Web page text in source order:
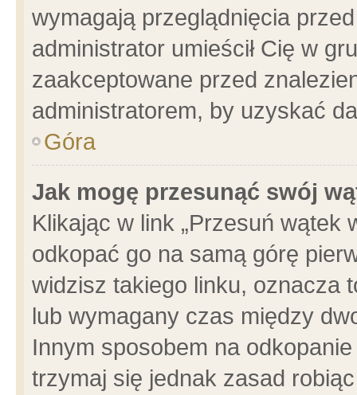
wymagają przeglądnięcia
administrator umieścił Cię w
zaakceptowane przed
administratorem, by uzyskać
Góra
Jak mogę przesunąć swój
Klikając w link „Przesuń wątek
odkopać go na samą górę
widzisz takiego linku, oznacza
lub wymagany czas między
Innym sposobem na
trzymaj się jednak zasad